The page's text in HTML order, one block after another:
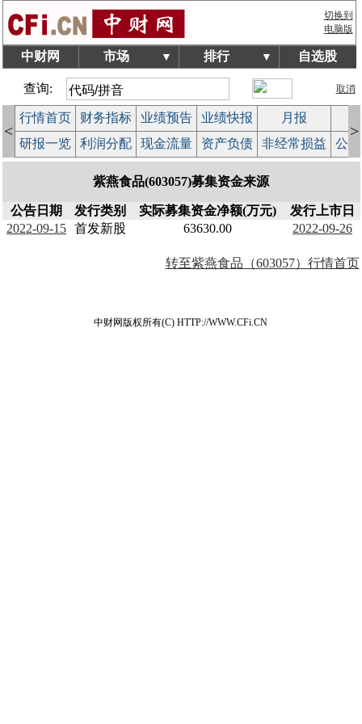
切换到
电脑版
中财网 市场 ▼ 排行 ▼ 自选股
查询: 取消
<
行情首页 财务指标 业绩预告 业绩快报 月报
研报一览
利润分配 现金流量 资产负债 非经常损益 公
>
紫燕食品(603057)募集资金来源
公告日期 发行类别 实际募集资金净额(万元)
发行上市日
2022-09-15 首发新股 63630.00 2022-09-26
转至紫燕食品（603057）行情首页
中财网版权所有(C) HTTP://WWW.CFi.CN